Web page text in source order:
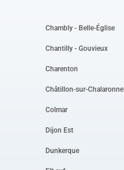
Chambly - Belle-Église
Chantilly - Gouvieux
Charenton
Châtillon-sur-Chalaronne
Colmar
Dijon Est
Dunkerque